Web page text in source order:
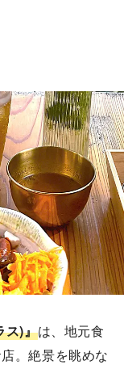
ス)』は、地元食
。絶景を眺めな